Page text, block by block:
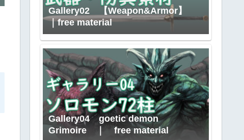
Gallery02 【Weapon&Armor】
｜free material
Gallery04 goetic demon
Grimoire ｜ free material